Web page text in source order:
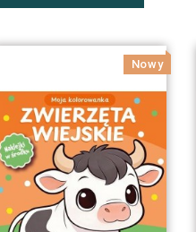
Nowy